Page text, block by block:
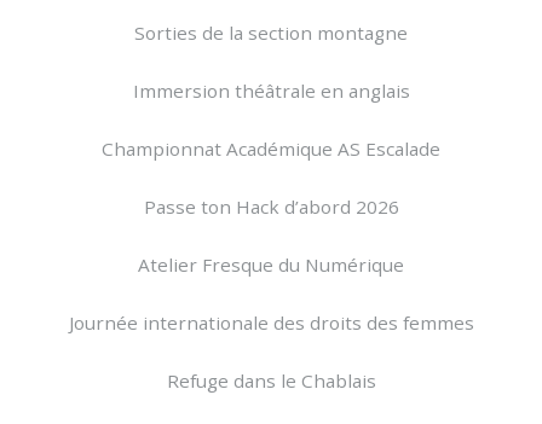
Sorties de la section montagne
Immersion théâtrale en anglais
Championnat Académique AS Escalade
Passe ton Hack d’abord 2026
Atelier Fresque du Numérique
Journée internationale des droits des femmes
Refuge dans le Chablais